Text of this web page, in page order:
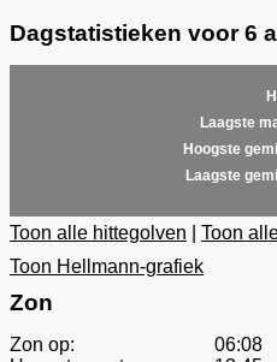
Dagstatistieken voor 6
Laagste
Hoogste
Laagste
Toon alle hittegolven
Toon
Toon Hellmann-grafiek
Zon
Zon op:
06:08